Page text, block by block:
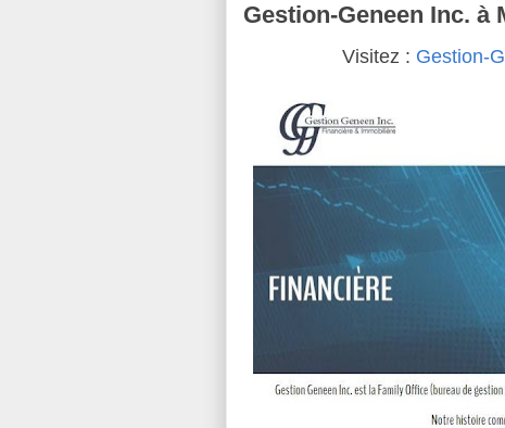
Gestion-Geneen Inc. à
Visitez : Gestion-